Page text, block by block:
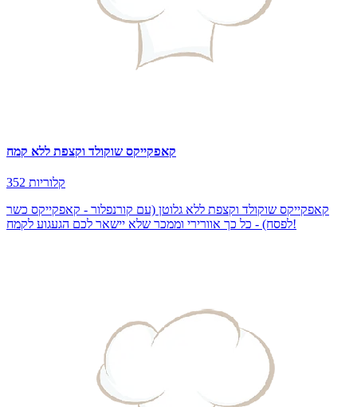
קאפקייקס שוקולד וקצפת ללא קמח
352 קלוריות
קאפקייקס שוקולד וקצפת ללא גלוטן (עם קורנפלור - קאפקייקס כשר
לפסח) - כל כך אוורירי וממכר שלא יישאר לכם הגעגוע לקמח!